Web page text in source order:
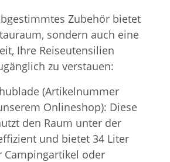
Zubehör bietet
sondern auch eine
Ihre Reiseutensilien
zu verstauen:
(Artikelnummer
Onlineshop): Diese
den Raum unter der
und bietet 34 Liter
Campingartikel oder